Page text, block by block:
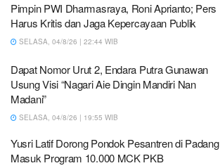
Pimpin PWI Dharmasraya, Roni Aprianto; Pers
Harus Kritis dan Jaga Kepercayaan Publik
SELASA, 04/8/26 | 22:44 WIB
Dapat Nomor Urut 2, Endara Putra Gunawan
Usung Visi “Nagari Aie Dingin Mandiri Nan
Madani”
SELASA, 04/8/26 | 19:55 WIB
Yusri Latif Dorong Pondok Pesantren di Padang
Masuk Program 10.000 MCK PKB